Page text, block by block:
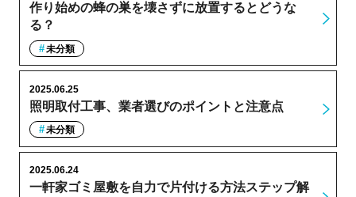
作り始めの蜂の巣を壊さずに放置するとどうな
る？
未分類
照明取付工事、業者選びのポイントと注意点
2025.06.25
未分類
一軒家ゴミ屋敷を自力で片付ける方法ステップ解
2025.06.24